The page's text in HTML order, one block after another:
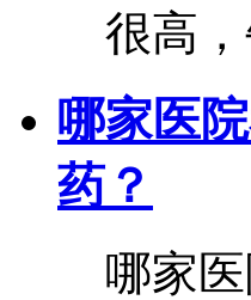
很高
哪家医
药？
哪家